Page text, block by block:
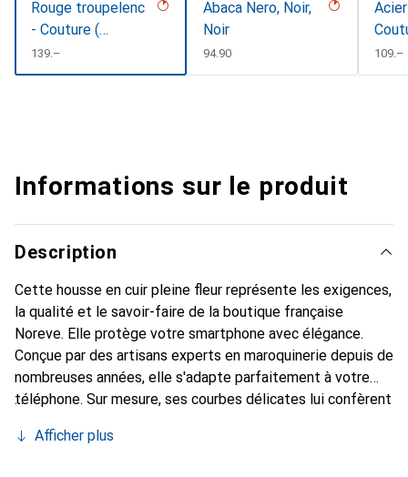
Rouge troupelenc
- Couture (
Pantone #AB191A
)
CHF
139.–
Abaca Nero, Noir,
Noir
CHF
94.90 CHF
109.–
Informations sur le produit
Description
Cette housse en cuir pleine fleur représente les exigences,
la qualité et le savoir-faire de la boutique française
Noreve. Elle protège votre smartphone avec élégance.
Conçue par des artisans experts en maroquinerie depuis de
nombreuses années, elle s'adapte parfaitement à votre
téléphone. Sur mesure, ses courbes délicates lui confèrent
et indispensable de votre smartphone. Reconnaître
Afficher plus